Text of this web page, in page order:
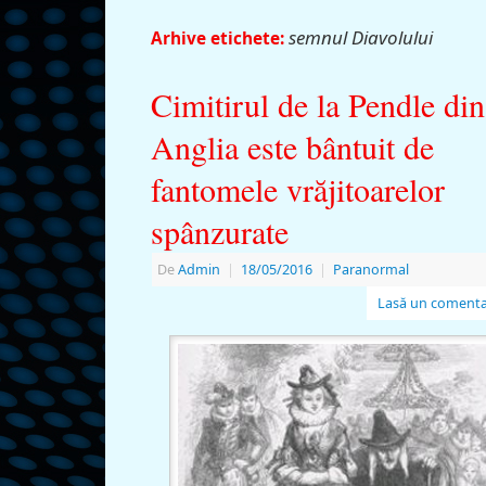
Arhive etichete:semnul Diavolului
Cimitirul de la Pendle din
Anglia este bântuit de
fantomele vrăjitoarelor
spânzurate
DeAdmin | 18/05/2016 | Paranormal
Lasă un